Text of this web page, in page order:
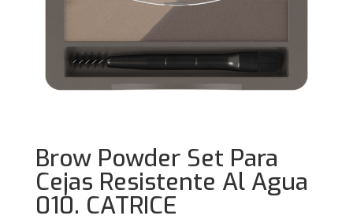
Brow Powder Set Para
Cejas Resistente Al Agua
010. CATRICE